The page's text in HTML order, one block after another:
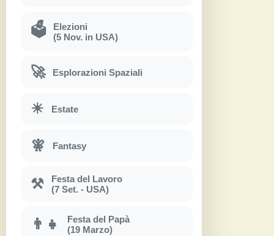
🗳
Elezioni
(5 Nov. in USA)
🚀 Esplorazioni Spaziali
☀ Estate
🧚 Fantasy
⚒
Festa del Lavoro
(7 Set. - USA)
👨‍👧
Festa del Papà
(19 Marzo)